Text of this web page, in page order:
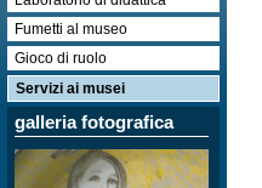
Fumetti al museo
Gioco di ruolo
Servizi ai musei
galleria fotografica